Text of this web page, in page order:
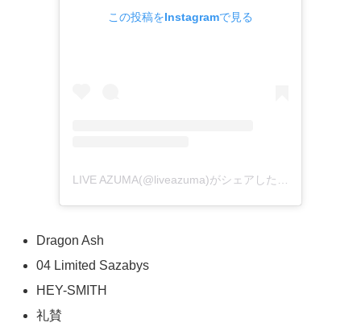
この投稿をInstagramで見る
Dragon Ash
04 Limited Sazabys
HEY-SMITH
礼賛